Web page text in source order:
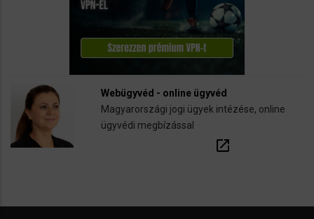
Webügyvéd - online ügyvéd
Magyarországi jogi ügyek intézése, online
ügyvédi megbízással
open_in_new